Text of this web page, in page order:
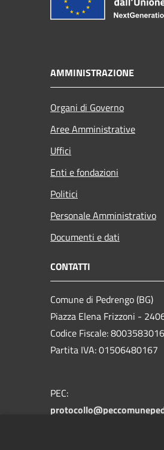
AMMINISTRAZIONE
Organi di Governo
Aree Amministrative
Uffici
Enti e fondazioni
Politici
Personale Amministrativo
Documenti e dati
CONTATTI
Comune di Pedrengo (BG)
Piazza Elena Frizzoni -
Codice Fiscale:
Partita IVA: 01506480167
PEC: